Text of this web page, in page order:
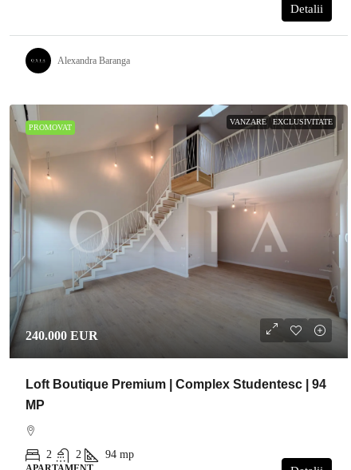
Detalii
Alexandra Baranga
PROMOVAT
VANZARE EXCLUSIVITATE
240.000 EUR
Loft Boutique Premium | Complex Studentesc | 94
MP
2 2 94 mp